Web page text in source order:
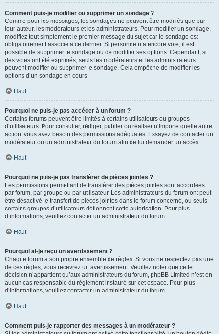
Comment puis-je modifier ou supprimer un sondage ?
Comme pour les messages, les sondages ne peuvent être modifiés que par
leur auteur, les modérateurs et les administrateurs. Pour modifier un sondage,
modifiez tout simplement le premier message du sujet car le sondage est
obligatoirement associé à ce dernier. Si personne n’a encore voté, il est
possible de supprimer le sondage ou de modifier ses options. Cependant, si
des votes ont été exprimés, seuls les modérateurs et les administrateurs
peuvent modifier ou supprimer le sondage. Cela empêche de modifier les
options d’un sondage en cours.
Haut
Pourquoi ne puis-je pas accéder à un forum ?
Certains forums peuvent être limités à certains utilisateurs ou groupes
d’utilisateurs. Pour consulter, rédiger, publier ou réaliser n’importe quelle autre
action, vous avez besoin des permissions adéquates. Essayez de contacter un
modérateur ou un administrateur du forum afin de lui demander un accès.
Haut
Pourquoi ne puis-je pas transférer de pièces jointes ?
Les permissions permettant de transférer des pièces jointes sont accordées
par forum, par groupe ou par utilisateur. Les administrateurs du forum ont peut-
être désactivé le transfert de pièces jointes dans le forum concerné, ou seuls
certains groupes d’utilisateurs détiennent cette autorisation. Pour plus
d’informations, veuillez contacter un administrateur du forum.
Haut
Pourquoi ai-je reçu un avertissement ?
Chaque forum a son propre ensemble de règles. Si vous ne respectez pas une
de ces règles, vous recevrez un avertissement. Veuillez noter que cette
décision n’appartient qu’aux administrateurs du forum, phpBB Limited n’est en
aucun cas responsable du règlement instauré sur cet espace. Pour plus
d’informations, veuillez contacter un administrateur du forum.
Haut
Comment puis-je rapporter des messages à un modérateur ?